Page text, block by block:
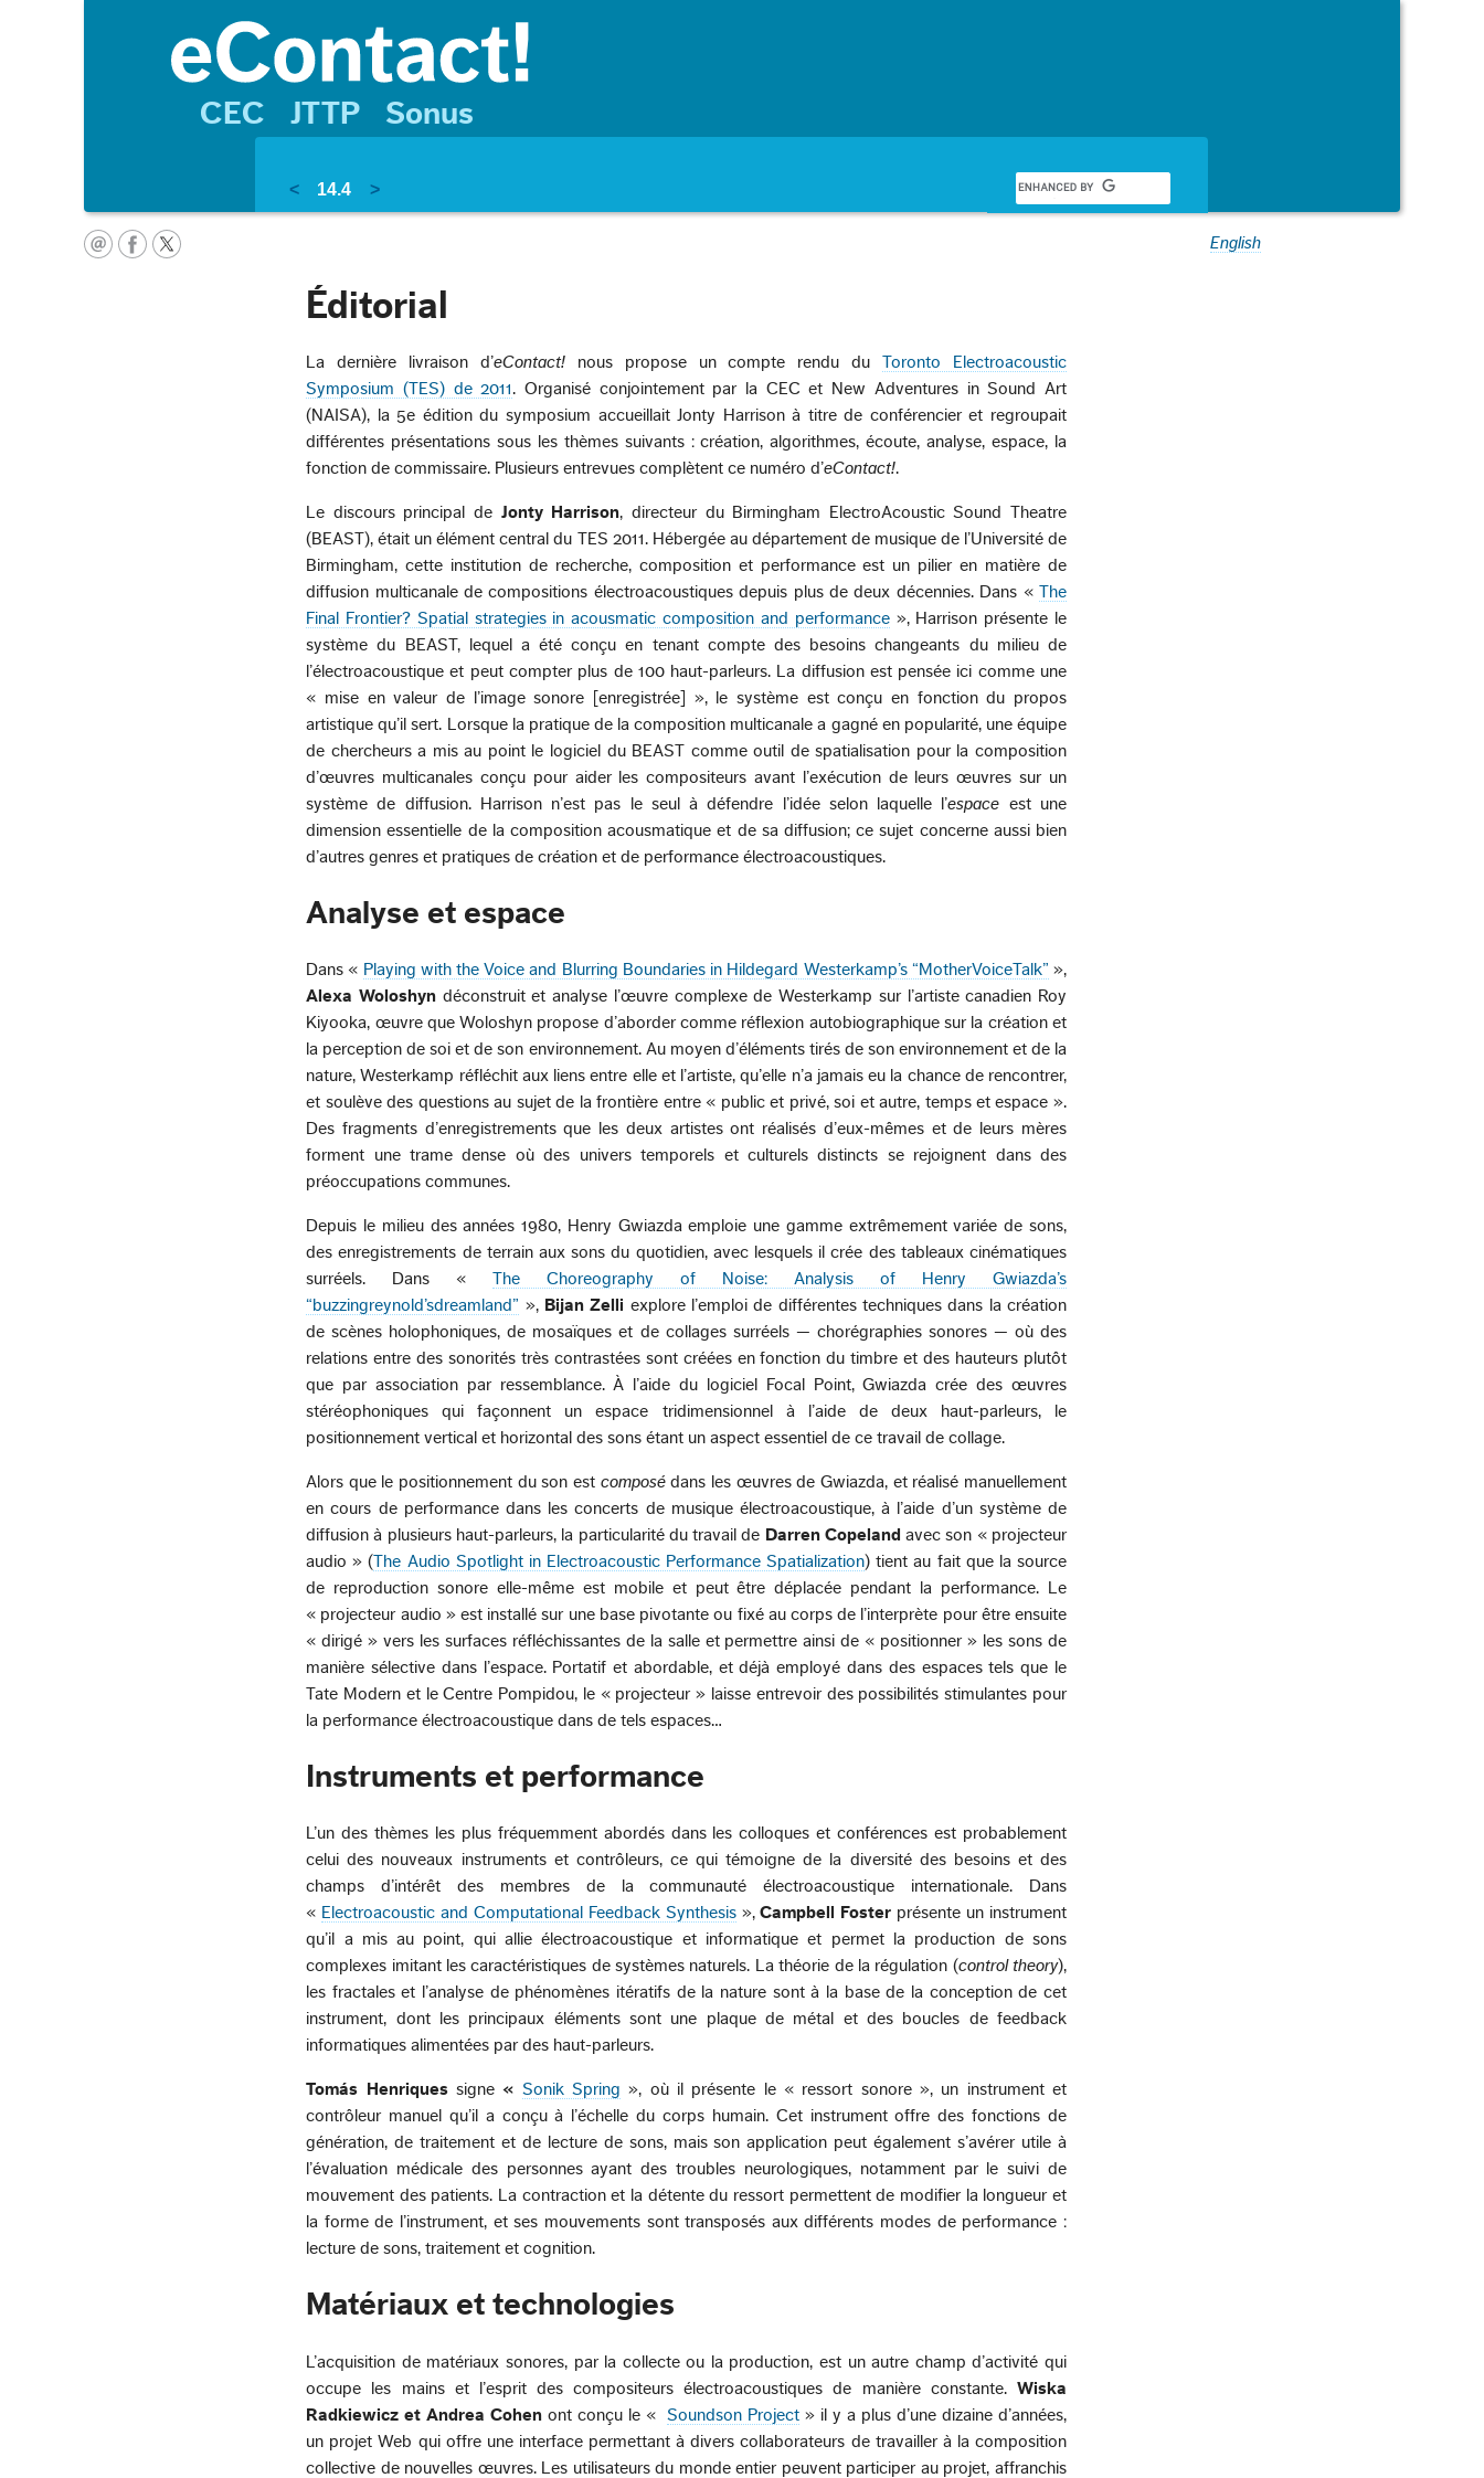
CEC JTTP Sonus
< 14.4 >
English
Éditorial
La dernière livraison d’eContact!nous propose un compte rendu duToronto Electroacoustic
Symposium (TES) de 2011. Organisé conjointement par la CEC et New Adventures in Sound Art
(NAISA), la 5e édition du symposium accueillait Jonty Harrison à titre de conférencier et regroupait
différentes présentations sous les thèmes suivants : création, algorithmes, écoute, analyse, espace, la
fonction de commissaire. Plusieurs entrevues complètent ce numéro d’eContact!.
Le discours principal de Jonty Harrison, directeur du Birmingham ElectroAcoustic Sound Theatre
(BEAST), était un élément central du TES 2011. Hébergée au département de musique de l’Université de
Birmingham, cette institution de recherche, composition et performance est un pilier en matière de
diffusion multicanale de compositions électroacoustiques depuis plus de deux décennies. Dans « The
Final Frontier? Spatial strategies in acousmatic composition and performance», Harrison présente le
système du BEAST, lequel a été conçu en tenant compte des besoins changeants du milieu de
l’électroacoustique et peut compter plus de 100 haut-parleurs. La diffusion est pensée ici comme une
« mise en valeur de l’image sonore [enregistrée] », le système est conçu en fonction du propos
artistique qu’il sert. Lorsque la pratique de la composition multicanale a gagné en popularité, une équipe
de chercheurs a mis au point le logiciel du BEAST comme outil de spatialisation pour la composition
d’œuvres multicanales conçu pour aider les compositeurs avant l’exécution de leurs œuvres sur un
système de diffusion. Harrison n’est pas le seul à défendre l’idée selon laquelle l’espace est une
dimension essentielle de la composition acousmatique et de sa diffusion; ce sujet concerne aussi bien
d’autres genres et pratiques de création et de performance électroacoustiques.
Analyse et espace
Dans « Playing with the Voice and Blurring Boundaries in Hildegard Westerkamp’s “MotherVoiceTalk” »,
Alexa Woloshyndéconstruit et analyse l’œuvre complexe de Westerkamp sur l’artiste canadien Roy
Kiyooka, œuvre que Woloshyn propose d’aborder comme réflexion autobiographique sur la création et
la perception de soi et de son environnement. Au moyen d’éléments tirés de son environnement et de la
nature, Westerkamp réfléchit aux liens entre elle et l’artiste, qu’elle n’a jamais eu la chance de rencontrer,
et soulève des questions au sujet de la frontière entre « public et privé, soi et autre, temps et espace ».
Des fragments d’enregistrements que les deux artistes ont réalisés d’eux-mêmes et de leurs mères
forment une trame dense où des univers temporels et culturels distincts se rejoignent dans des
préoccupations communes.
Depuis le milieu des années 1980, Henry Gwiazda emploie une gamme extrêmement variée de sons,
des enregistrements de terrain aux sons du quotidien, avec lesquels il crée des tableaux cinématiques
surréels. Dans «The Choreography of Noise: Analysis of Henry Gwiazda’s
“buzzingreynold’sdreamland” », Bijan Zelli explore l’emploi de différentes techniques dans la création
de scènes holophoniques, de mosaïques et de collages surréels — chorégraphies sonores — où des
relations entre des sonorités très contrastées sont créées en fonction du timbre et des hauteurs plutôt
que par association par ressemblance. À l’aide du logiciel Focal Point, Gwiazda crée des œuvres
stéréophoniques qui façonnent un espace tridimensionnel à l’aide de deux haut-parleurs, le
positionnement vertical et horizontal des sons étant un aspect essentiel de ce travail de collage.
Alors que le positionnement du son est composédans les œuvres de Gwiazda, et réalisé manuellement
en cours de performance dans les concerts de musique électroacoustique, à l’aide d’un système de
diffusion à plusieurs haut-parleurs, la particularité du travail de Darren Copeland avec son « projecteur
audio » (The Audio Spotlight in Electroacoustic Performance Spatialization) tient au fait que la source
de reproduction sonore elle-même est mobile et peut être déplacée pendant la performance. Le
« projecteur audio » est installé sur une base pivotante ou fixé au corps de l’interprète pour être ensuite
« dirigé » vers les surfaces réfléchissantes de la salle et permettre ainsi de « positionner » les sons de
manière sélective dans l’espace. Portatif et abordable, et déjà employé dans des espaces tels que le
Tate Modern et le Centre Pompidou, le « projecteur » laisse entrevoir des possibilités stimulantes pour
la performance électroacoustique dans de tels espaces…
Instruments et performance
L’un des thèmes les plus fréquemment abordés dans les colloques et conférences est probablement
celui des nouveaux instruments et contrôleurs, ce qui témoigne de la diversité des besoins et des
champs d’intérêt des membres de la communauté électroacoustique internationale. Dans
« Electroacoustic and Computational Feedback Synthesis»,Campbell Foster présente un instrument
qu’il a mis au point, qui allie électroacoustique et informatique et permet la production de sons
complexes imitant les caractéristiques de systèmes naturels. La théorie de la régulation (control theory),
les fractales et l’analyse de phénomènes itératifs de la nature sont à la base de la conception de cet
instrument, dont les principaux éléments sont une plaque de métal et des boucles de feedback
informatiques alimentées par des haut-parleurs.
Tomás Henriques signe« Sonik Spring », où il présente le « ressort sonore », un instrument et
contrôleur manuel qu’il a conçu à l’échelle du corps humain. Cet instrument offre des fonctions de
génération, de traitement et de lecture de sons, mais son application peut également s’avérer utile à
l’évaluation médicale des personnes ayant des troubles neurologiques, notamment par le suivi de
mouvement des patients. La contraction et la détente du ressort permettent de modifier la longueur et
la forme de l’instrument, et ses mouvements sont transposés aux différents modes de performance :
lecture de sons, traitement et cognition.
Matériaux et technologies
L’acquisition de matériaux sonores, par la collecte ou la production, est un autre champ d’activité qui
occupe les mains et l’esprit des compositeurs électroacoustiques de manière constante. Wiska
Radkiewicz et Andrea Cohenont conçu le «Soundson Project » il y a plus d’une dizaine d’années,
un projet Web qui offre une interface permettant à divers collaborateurs de travailler à la composition
collective de nouvelles œuvres. Les utilisateurs du monde entier peuvent participer au projet, affranchis